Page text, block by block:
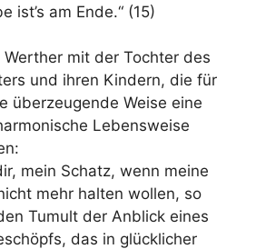
ist’s am Ende.“ (15)
mit der Tochter des
und ihren Kindern, die für
überzeugende Weise eine
Lebensweise
mein Schatz, wenn meine
mehr halten wollen, so
Tumult der Anblick eines
das in glücklicher